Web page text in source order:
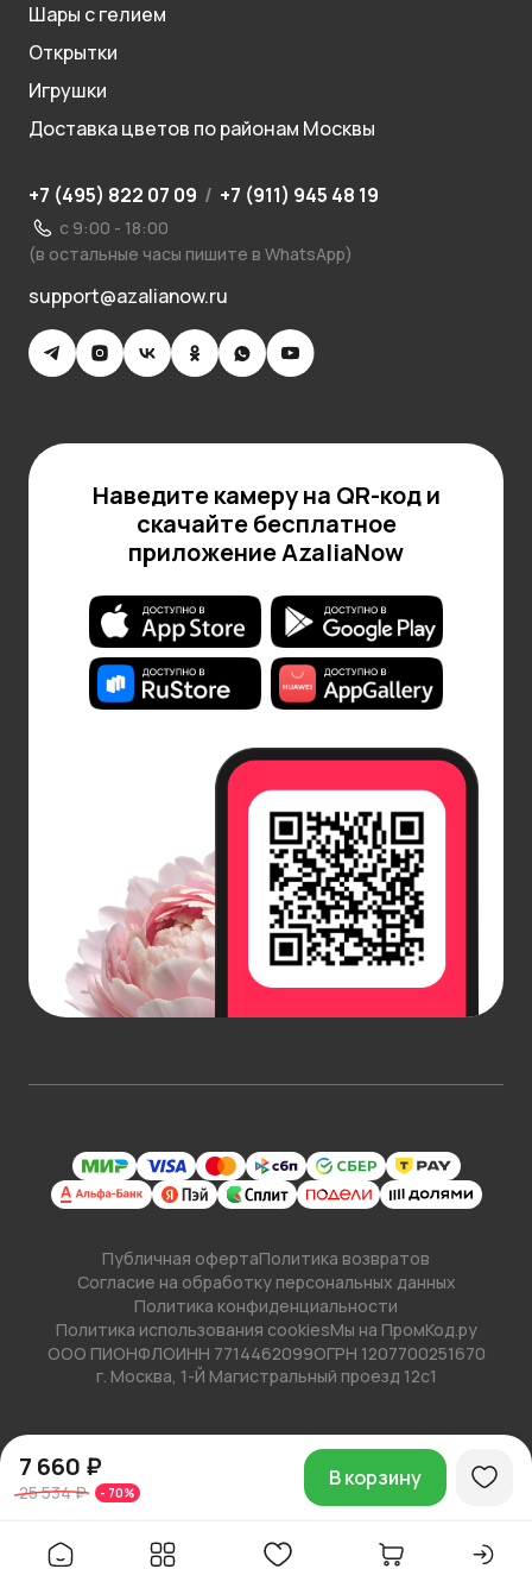
7 660 ₽
25 534 ₽ - 70%
В корзину
Шары с гелием
Открытки
Игрушки
Доставка цветов по районам Москвы
+7 (495) 822 07 09 / +7 (911) 945 48 19
с 9:00 - 18:00
(в остальные часы пишите в WhatsApp)
support@azalianow.ru
Наведите камеру на QR-код и
скачайте бесплатное
приложение AzaliaNow
Публичная офертаПолитика возвратов
Согласие на обработку персональных данных
Политика конфиденциальности
Политика использования cookiesМы на ПромКод.ру
ООО ПИОНФЛОИНН 7714462099ОГРН 1207700251670
г. Москва, 1-Й Магистральный проезд 12с1